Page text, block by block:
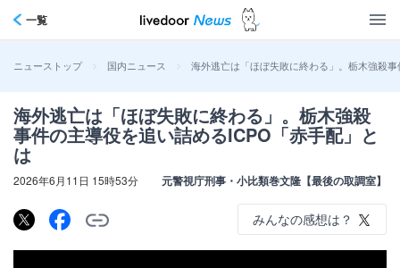
一覧
ニューストップ > 国内ニュース > 海外逃亡は「ほぼ失敗に終わる」。栃木強殺
海外逃亡は「ほぼ失敗に終わる」。栃木強殺
事件の主導役を追い詰めるICPO「赤手配」と
は
2026年6月11日 15時53分 元警視庁刑事・小比類巻文隆【最後の取調室】
みんなの感想は？